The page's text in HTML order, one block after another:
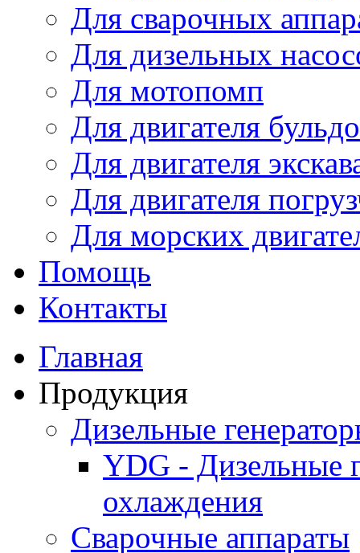
Для сварочных
Для дизельных
Для мотопомп
Для двигателя
Для двигателя
Для двигателя
Для морских
Помощь
Контакты
Главная
Продукция
Дизельные
YDG - Дизельные
охлаждения
Cварочные аппараты